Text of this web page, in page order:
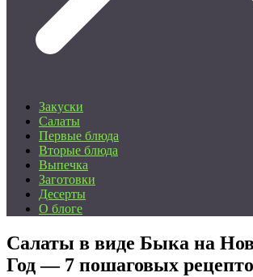
Закуски
Салаты
Первые блюда
Вторые блюда
Выпечка
Заготовки
Десерты
О блоге
Салаты в виде Быка на
Год — 7 пошаговых